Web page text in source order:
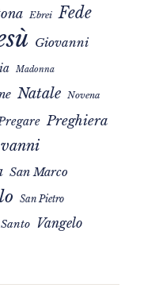
Ebrei Fede
Giovanni
Madonna
Natale Novena
Preghiera
San Marco
San Pietro
Vangelo